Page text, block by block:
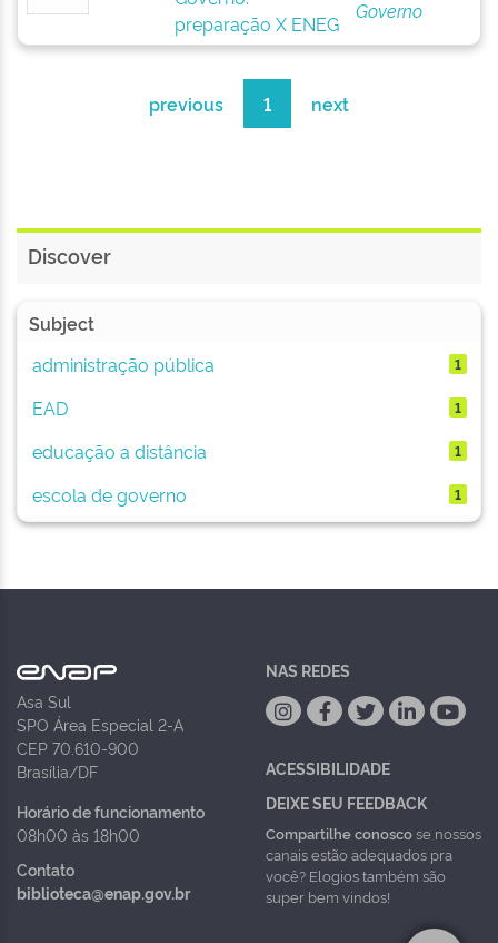
preparação X ENEG
Governo
previous 1 next
Discover
Subject
administração pública
1
EAD 1
educação a distância 1
escola de governo 1
Asa Sul
SPO Área Especial 2-A
CEP 70.610-900
Brasília/DF
Horário de funcionamento
08h00 às 18h00
Contato
biblioteca@enap.gov.br
NAS REDES
ACESSIBILIDADE
DEIXE SEU FEEDBACK
Compartilhe conoscose nossos
canais estão adequados pra
você? Elogios também são
super bem vindos!